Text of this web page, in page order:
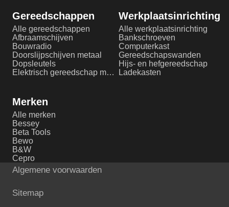
Gereedschappen
Alle gereedschappen
Afbraamschijven
Bouwradio
Doorslijpschijven metaal
Dopsleutels
Elektrisch gereedschap metaalbewerking
Werkplaatsinrichting
Alle werkplaatsinrichting
Bankschroeven
Computerkast
Gereedschapswanden
Hijs- en hefgereedschap
Ladekasten
Merken
Alle merken
Bessey
Beta Tools
Bewo
B&W
Cepro
Algemene voorwaarden
Sitemap